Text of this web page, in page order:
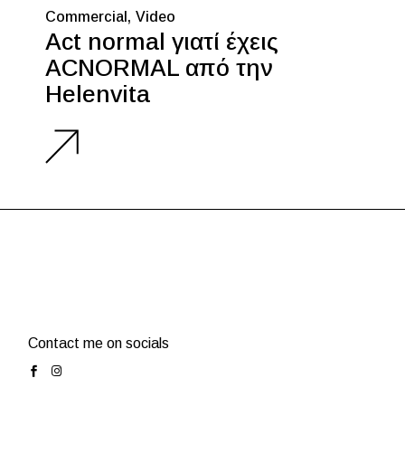
Commercial Video
Act normal γιατί έχεις
ACNORMAL από την
Helenvita
Contact me on socials